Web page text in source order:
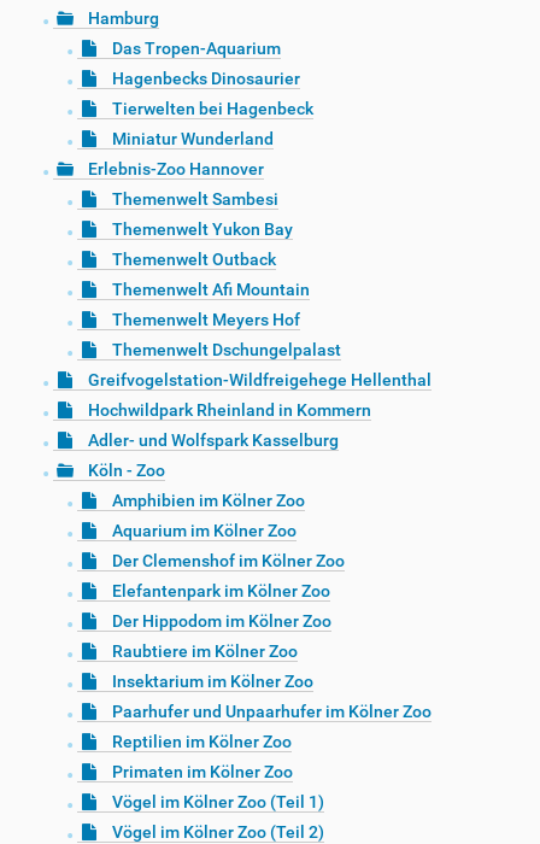
Hamburg
Das Tropen-Aquarium
Hagenbecks Dinosaurier
Tierwelten bei Hagenbeck
Miniatur Wunderland
Erlebnis-Zoo Hannover
Themenwelt Sambesi
Themenwelt Yukon Bay
Themenwelt Outback
Themenwelt Afi Mountain
Themenwelt Meyers Hof
Themenwelt Dschungelpalast
Greifvogelstation-Wildfreigehege Hellenthal
Hochwildpark Rheinland in Kommern
Adler- und Wolfspark Kasselburg
Köln - Zoo
Amphibien im Kölner Zoo
Aquarium im Kölner Zoo
Der Clemenshof im Kölner Zoo
Elefantenpark im Kölner Zoo
Der Hippodom im Kölner Zoo
Raubtiere im Kölner Zoo
Insektarium im Kölner Zoo
Paarhufer und Unpaarhufer im Kölner Zoo
Reptilien im Kölner Zoo
Primaten im Kölner Zoo
Vögel im Kölner Zoo (Teil 1)
Vögel im Kölner Zoo (Teil 2)